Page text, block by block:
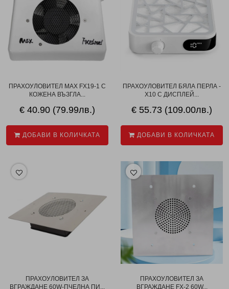
ПРАХОУЛОВИТЕЛ MAX FX19-1 С
КОЖЕНА ВЪЗГЛА...
€ 40.90 (79.99лв.)
ДОБАВИ В КОЛИЧКАТА
ПРАХОУЛОВИТЕЛ БЯЛА ПЕРЛА -
X10 С ДИСПЛЕЙ...
€ 55.73 (109.00лв.)
ДОБАВИ В КОЛИЧКАТА
ПРАХОУЛОВИТЕЛ ЗА
ВГРАЖДАНЕ 60W-ПЧЕЛНА ПИ...
ПРАХОУЛОВИТЕЛ ЗА
ВГРАЖДАНЕ FX-2 60W...